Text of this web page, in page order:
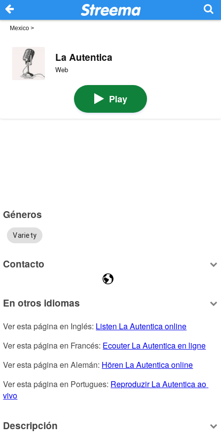
Mexico >
La Autentica
Web
Play
Géneros
Variety
Contacto
En otros idiomas
Ver esta página en Inglés: Listen La Autentica online
Ver esta página en Francés: Ecouter La Autentica en ligne
Ver esta página en Alemán: Hören La Autentica online
Ver esta página en Portugues: Reproduzir La Autentica ao
vivo
Descripción